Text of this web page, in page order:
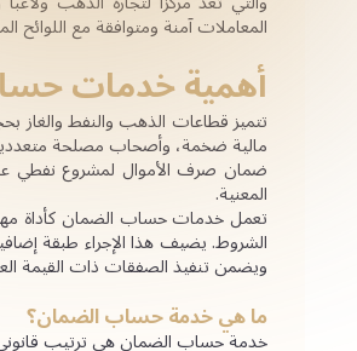
المعاملات آمنة ومتوافقة مع اللوائح
أهمية خدمات
المعنية.
ويضمن تنفيذ الصفقات ذات القيمة
ما هي خدمة حساب الضمان؟